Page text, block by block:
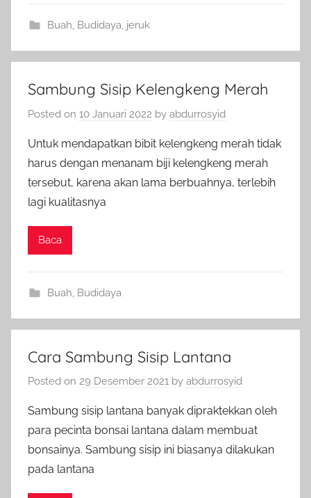
Buah, Budidaya, jeruk
Sambung Sisip Kelengkeng Merah
Posted on 10 Januari 2022 by abdurrosyid
Untuk mendapatkan bibit kelengkeng merah tidak
harus dengan menanam biji kelengkeng merah
tersebut, karena akan lama berbuahnya, terlebih
lagi kualitasnya
Baca
Buah Budidaya
Cara Sambung Sisip Lantana
Posted on 29 Desember 2021 by abdurrosyid
Sambung sisip lantana banyak dipraktekkan oleh
para pecinta bonsai lantana dalam membuat
bonsainya. Sambung sisip ini biasanya dilakukan
pada lantana